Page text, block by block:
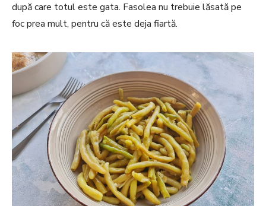
după care totul este gata. Fasolea nu trebuie lăsată pe
foc prea mult, pentru că este deja fiartă.